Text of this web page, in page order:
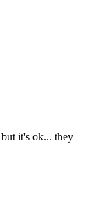
it's ok... they